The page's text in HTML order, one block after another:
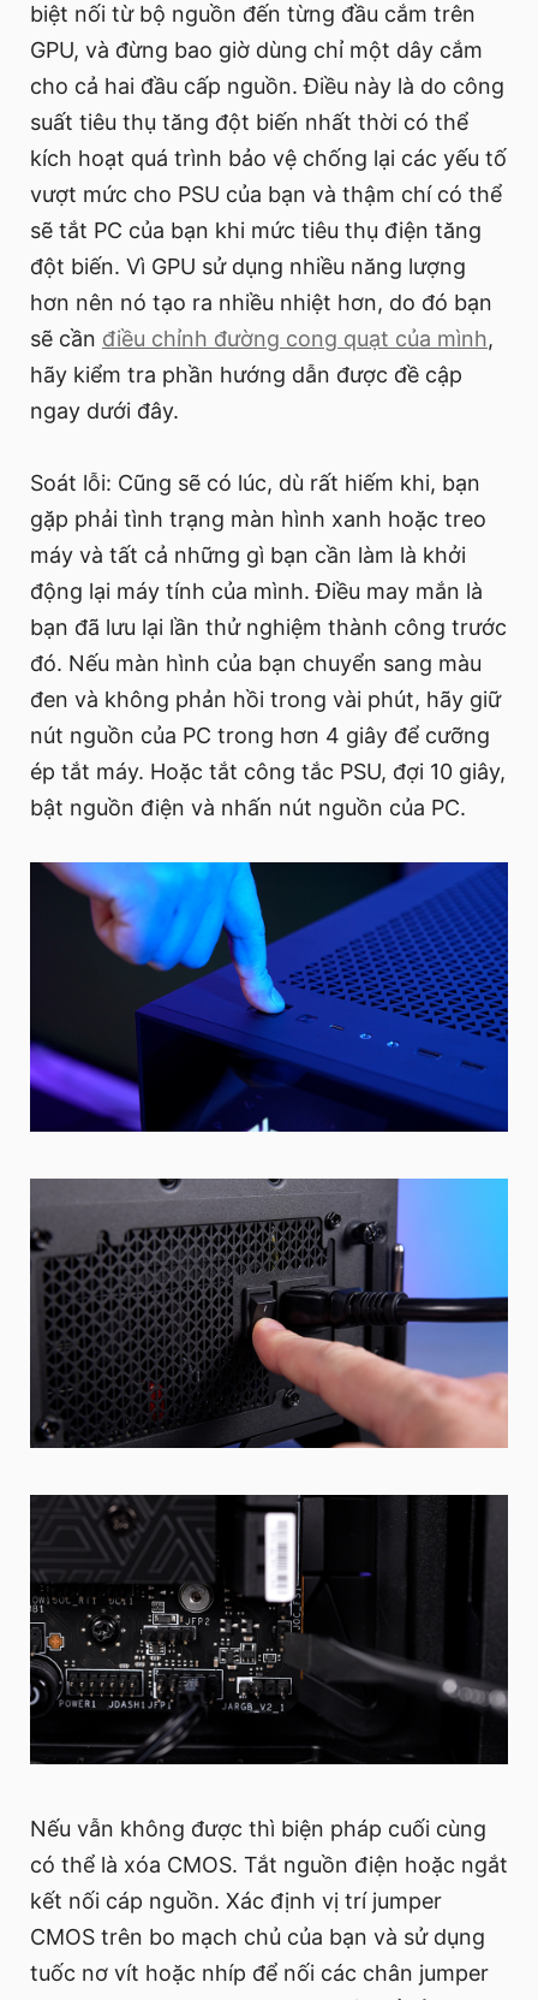
biệt nối từ bộ nguồn đến từng đầu cắm trên
GPU, và đừng bao giờ dùng chỉ một dây cắm
cho cả hai đầu cấp nguồn. Điều này là do công
suất tiêu thụ tăng đột biến nhất thời có thể
kích hoạt quá trình bảo vệ chống lại các yếu tố
vượt mức cho PSU của bạn và thậm chí có thể
sẽ tắt PC của bạn khi mức tiêu thụ điện tăng
đột biến. Vì GPU sử dụng nhiều năng lượng
hơn nên nó tạo ra nhiều nhiệt hơn, do đó bạn
sẽ cần điều chỉnh đường cong quạt của mình,
hãy kiểm tra phần hướng dẫn được đề cập
ngay dưới đây.
Soát lỗi: Cũng sẽ có lúc, dù rất hiếm khi, bạn
gặp phải tình trạng màn hình xanh hoặc treo
máy và tất cả những gì bạn cần làm là khởi
động lại máy tính của mình. Điều may mắn là
bạn đã lưu lại lần thử nghiệm thành công trước
đó. Nếu màn hình của bạn chuyển sang màu
đen và không phản hồi trong vài phút, hãy giữ
nút nguồn của PC trong hơn 4 giây để cưỡng
ép tắt máy. Hoặc tắt công tắc PSU, đợi 10 giây,
bật nguồn điện và nhấn nút nguồn của PC.
Nếu vẫn không được thì biện pháp cuối cùng
có thể là xóa CMOS. Tắt nguồn điện hoặc ngắt
kết nối cáp nguồn. Xác định vị trí jumper
CMOS trên bo mạch chủ của bạn và sử dụng
tuốc nơ vít hoặc nhíp để nối các chân jumper